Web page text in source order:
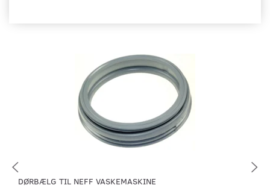
DØRBÆLG TIL NEFF VASKEMASKINE